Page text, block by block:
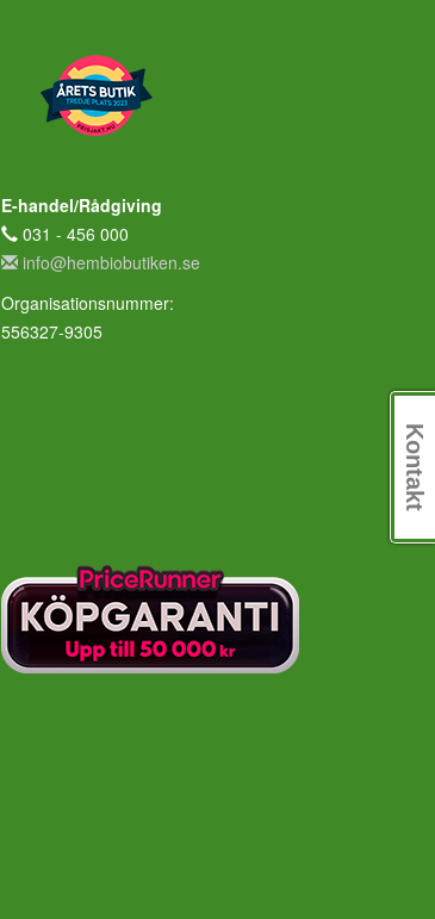
E-handel/Rådgiving
031 - 456 000
info@hembiobutiken.se
Organisationsnummer:
556327-9305
Kontakt